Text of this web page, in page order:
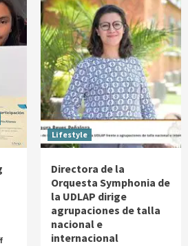
Lifestyle
Directora de la
Orquesta Symphonia de
la UDLAP dirige
agrupaciones de talla
nacional e
internacional